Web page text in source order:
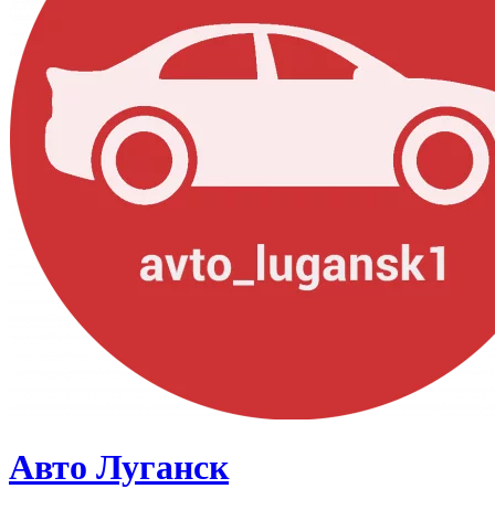
Авто Луганск